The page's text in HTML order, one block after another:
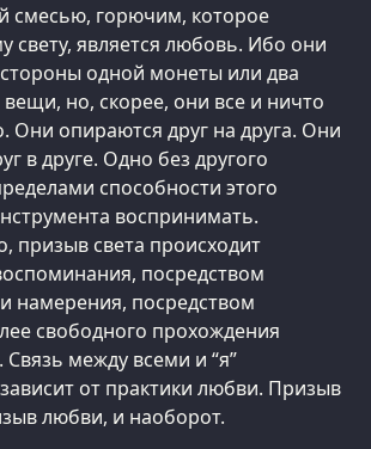
смесью, горючим, которое
свету, является любовь. Ибо они
одной монеты или два
но, скорее, они все и ничто
Они опираются друг на друга. Они
в друге. Одно без другого
способности этого
воспринимать.
призыв света происходит
посредством
намерения, посредством
свободного прохождения
Связь между всеми и “я”
от практики любви. Призыв
любви, и наоборот.